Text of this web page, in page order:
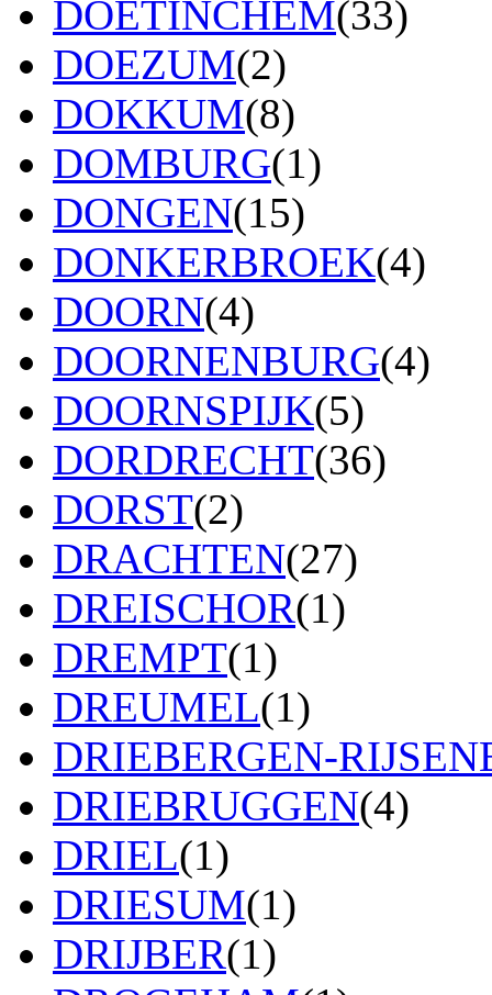
DOETINCHEM(33)
DOEZUM(2)
DOKKUM(8)
DOMBURG(1)
DONGEN(15)
DONKERBROEK(4)
DOORN(4)
DOORNENBURG(4)
DOORNSPIJK(5)
DORDRECHT(36)
DORST(2)
DRACHTEN(27)
DREISCHOR(1)
DREMPT(1)
DREUMEL(1)
DRIEBERGEN-
DRIEBRUGGEN(4)
DRIEL(1)
DRIESUM(1)
DRIJBER(1)